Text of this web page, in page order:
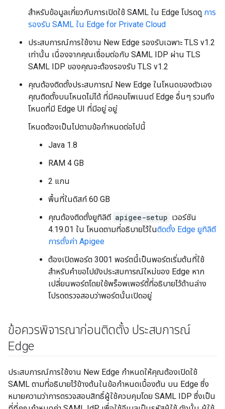
สำหรับข้อมูลเกี่ยวกับการเปิดใช้ SAML ใน Edge โปรดดู การ
รองรับ SAML ใน Edge for Private Cloud
ประสบการณ์การใช้งาน New Edge รองรับเฉพาะ TLS v1.2
เท่านั้น เนื่องจากคุณเชื่อมต่อกับ SAML IDP ผ่าน TLS
SAML IDP ของคุณจะต้องรองรับ TLS v1.2
คุณต้องติดตั้งประสบการณ์ New Edge ในโหนดของตัวเอง
คุณติดตั้งบนโหนดไม่ได้ ที่มีคอมโพเนนต์ Edge อื่นๆ รวมถึง
โหนดที่มี Edge UI ที่มีอยู่ อยู่
โหนดต้องเป็นไปตามข้อกำหนดต่อไปนี้
Java 1.8
RAM 4 GB
2 แกน
พื้นที่ในดิสก์ 60 GB
คุณต้องติดตั้งยูทิลิตี apigee-setup เวอร์ชัน
4.19.01 ใน โหนดตามที่อธิบายไว้ในติดตั้ง Edge ยูทิลิตี
การตั้งค่า Apigee
ต้องเปิดพอร์ต 3001 พอร์ตนี้เป็นพอร์ตเริ่มต้นที่ใช้
สำหรับคำขอไปยังประสบการณ์ใหม่ของ Edge หาก
เปลี่ยนพอร์ตโดยใช้พร็อพเพอร์ตี้ที่อธิบายไว้ด้านล่าง
โปรดตรวจสอบว่าพอร์ตนั้นเปิดอยู่
ข้อควรพิจารณาก่อนติดตั้ง ประสบการณ์
Edge
ประสบการณ์การใช้งาน New Edge กำหนดให้คุณต้องเปิดใช้
SAML ตามที่อธิบายไว้ข้างต้นในข้อกำหนดเบื้องต้น บน Edge ซึ่ง
หมายความว่าการตรวจสอบสิทธิ์ผู้ใช้ควบคุมโดย SAML IDP ซึ่งเป็น